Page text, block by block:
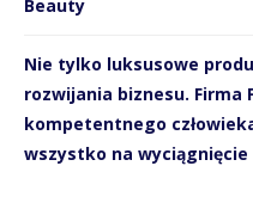
Beauty
Nie tylko luksusowe
rozwijania biznesu. Firma
kompetentnego
wszystko na wyciągnięcie